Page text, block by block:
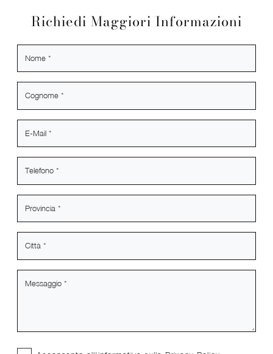
Richiedi Maggiori Informazioni